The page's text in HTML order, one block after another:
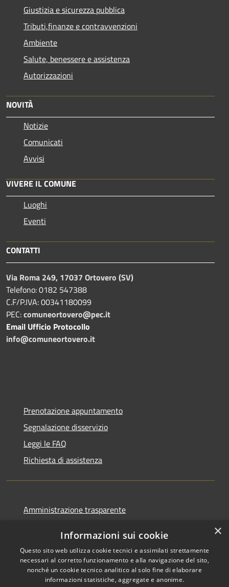
Giustizia e sicurezza pubblica
Tributi,finanze e contravvenzioni
Ambiente
Salute, benessere e assistenza
Autorizzazioni
NOVITÀ
Notizie
Comunicati
Avvisi
VIVERE IL COMUNE
Luoghi
Eventi
CONTATTI
Via Roma 249, 17037 Ortovero (SV)
Telefono: 0182 547388
C.F/P.IVA: 00341180099
PEC:comuneortovero@pec.it
Email Ufficio Protocollo
info@comuneortovero.it
Prenotazione appuntamento
Segnalazione disservizio
Leggi le FAQ
Richiesta di assistenza
Amministrazione trasparente
Dichiarazione di accessibilità
×
Informazioni sui cookie
Questo sito web utilizza cookie tecnici e assimilati strettamente
necessari al corretto funzionamento e alla navigazione del sito,
nonché un cookie tecnico analitico al solo fine di elaborare
informazioni statistiche, aggregate e anonime.